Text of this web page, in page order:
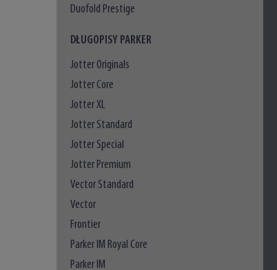
Duofold Prestige
DŁUGOPISY PARKER
Jotter Originals
Jotter Core
Jotter XL
Jotter Standard
Jotter Special
Jotter Premium
Vector Standard
Vector
Frontier
Parker IM Royal Core
Parker IM